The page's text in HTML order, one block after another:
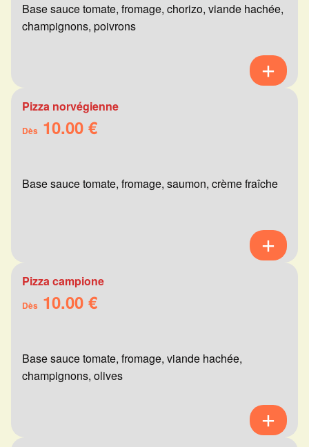
Base sauce tomate, fromage, chorizo, viande hachée,
champignons, poivrons
Pizza norvégienne
Dès 10.00 €
Base sauce tomate, fromage, saumon, crème fraîche
Pizza campione
Dès 10.00 €
Base sauce tomate, fromage, viande hachée,
champignons, olives